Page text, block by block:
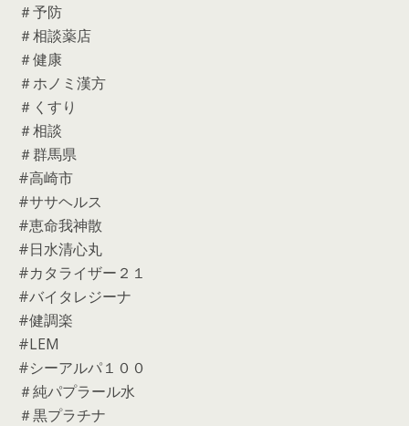
＃予防
＃相談薬店
＃健康
＃ホノミ漢方
＃くすり
＃相談
＃群馬県
#高崎市
#ササヘルス
#恵命我神散
#日水清心丸
#カタライザー２１
#バイタレジーナ
#健調楽
#LEM
#シーアルパ１００
＃純パプラール水
＃黒プラチナ